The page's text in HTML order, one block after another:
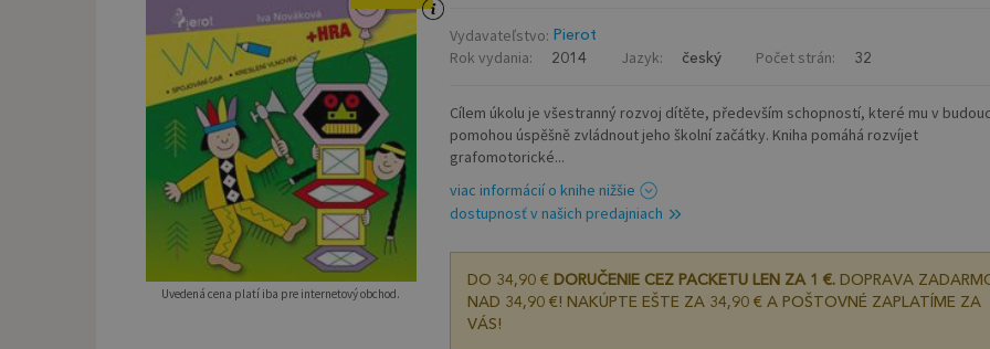
Uvedená cena platí iba pre internetový obchod.
Vydavateľstvo: Pierot
Rok vydania: 2014 Jazyk: český Počet strán: 32
Cílem úkolu je všestranný rozvoj dítěte, především schopností, které mu v
pomohou úspěšně zvládnout jeho školní začátky. Kniha pomáhá rozvíjet
grafomotorické...
viac informácií o knihe nižšie
dostupnosť v našich predajniach
DO 34,90 € DORUČENIE CEZ PACKETU LEN ZA 1 €.DOPRAVA
NAD 34,90 €! NAKÚPTE EŠTE ZA 34,90 € A POŠTOVNÉ ZAPLATÍME ZA
VÁS!